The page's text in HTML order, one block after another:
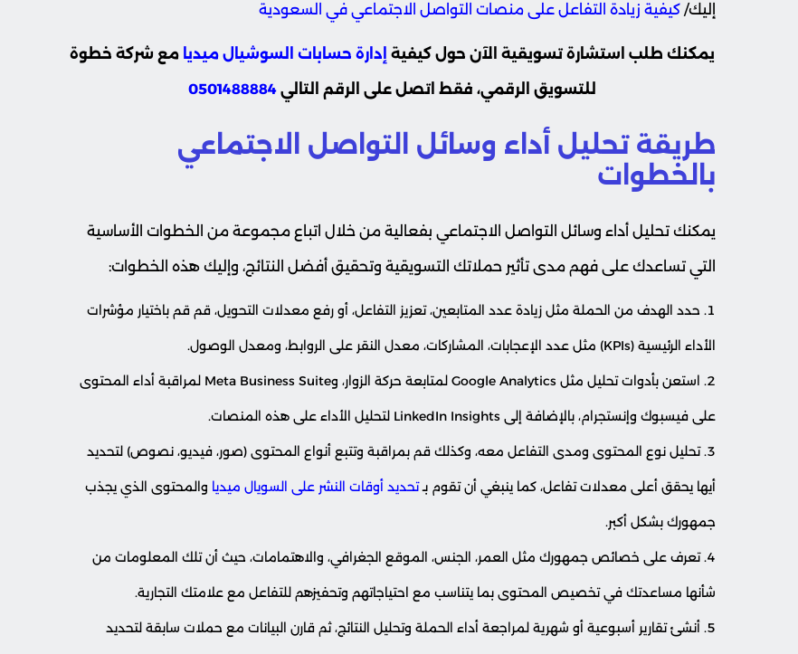
إليك/ كيفية زيادة التفاعل على منصات التواصل الاجتماعي في السعودية
يمكنك طلب استشارة تسويقية الآن حول كيفية إدارة حسابات السوشيال ميديا مع شركة خطوة
للتسويق الرقمي، فقط اتصل على الرقم التالي0501488884
طريقة تحليل أداء وسائل التواصل الاجتماعي
بالخطوات
يمكنك تحليل أداء وسائل التواصل الاجتماعي بفعالية من خلال اتباع مجموعة من الخطوات الأساسية
التي تساعدك على فهم مدى تأثير حملاتك التسويقية وتحقيق أفضل النتائج، وإليك هذه الخطوات:
حدد الهدف من الحملة مثل زيادة عدد المتابعين، تعزيز التفاعل، أو رفع معدلات التحويل، قم قم باختيار مؤشرات
الأداء الرئيسية (KPIs) مثل عدد الإعجابات، المشاركات، معدل النقر على الروابط، ومعدل الوصول.
استعن بأدوات تحليل مثل Google Analytics لمتابعة حركة الزوار، وMeta Business Suite لمراقبة أداء المحتوى
على فيسبوك وإنستجرام، بالإضافة إلى LinkedIn Insights لتحليل الأداء على هذه المنصات.
تحليل نوع المحتوى ومدى التفاعل معه، وكذلك قم بمراقبة وتتبع أنواع المحتوى (صور، فيديو، نصوص) لتحديد
أيها يحقق أعلى معدلات تفاعل، كما ينبغي أن تقوم بـتحديد أوقات النشر على السويال ميديا والمحتوى الذي يجذب
جمهورك بشكل أكبر.
تعرف على خصائص جمهورك مثل العمر، الجنس، الموقع الجغرافي، والاهتمامات، حيث أن تلك المعلومات من
شأنها مساعدتك في تخصيص المحتوى بما يتناسب مع احتياجاتهم وتحفيزهم للتفاعل مع علامتك التجارية.
أنشئ تقارير أسبوعية أو شهرية لمراجعة أداء الحملة وتحليل النتائج، ثم قارن البيانات مع حملات سابقة لتحديد